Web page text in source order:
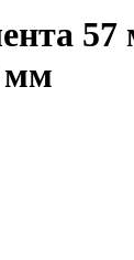
мм